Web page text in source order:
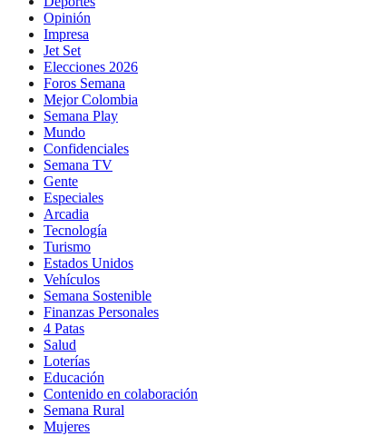
Opinión
Impresa
Jet Set
Elecciones 2026
Foros Semana
Mejor Colombia
Semana Play
Mundo
Confidenciales
Semana TV
Gente
Especiales
Arcadia
Tecnología
Turismo
Estados Unidos
Vehículos
Semana Sostenible
Finanzas Personales
4 Patas
Salud
Loterías
Educación
Contenido en colaboración
Semana Rural
Mujeres